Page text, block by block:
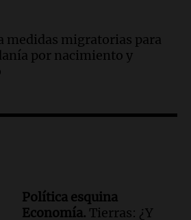
proyecto de propiedad
Nacional
cooperativa argentina y
70.000 bolivianos en la
integración
medidas migratorias para
por nacimiento y
Política esquina
Economía. Tierras: ¿Y